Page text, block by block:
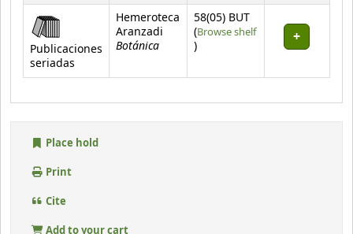
Publicaciones
seriadas
Hemeroteca
Aranzadi
Botánica
58(05) BUT
(Browse shelf
(Opens below)
)
Place hold
Print
Cite
Add to your cart